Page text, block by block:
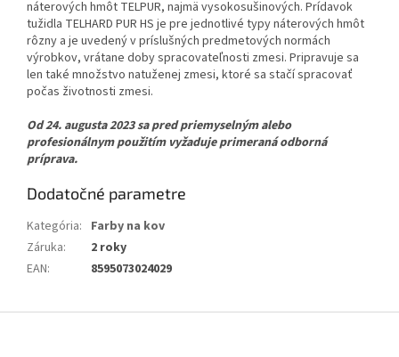
náterových hmôt TELPUR, najmä vysokosušinových. Prídavok
tužidla TELHARD PUR HS je pre jednotlivé typy náterových hmôt
rôzny a je uvedený v príslušných predmetových normách
výrobkov, vrátane doby spracovateľnosti zmesi. Pripravuje sa
len také množstvo natuženej zmesi, ktoré sa stačí spracovať
počas životnosti zmesi.
Od 24. augusta 2023 sa pred priemyselným alebo
profesionálnym použitím vyžaduje primeraná odborná
príprava.
Dodatočné parametre
Kategória: Farby na kov
Záruka:
2 roky
EAN: 8595073024029